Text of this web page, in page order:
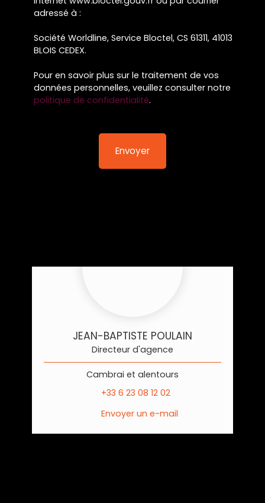
adressé à :
Société Worldline, Service Bloctel, CS 61311, 41013
BLOIS CEDEX.
Pour en savoir plus sur le traitement de vos
données personnelles, veuillez consulter notre
politique de confidentialité.
Envoyer
JEAN-BAPTISTE POULAIN
Directeur d'agence
Cambrai et alentours
+33 6 23 08 12 02
Envoyer un e-mail